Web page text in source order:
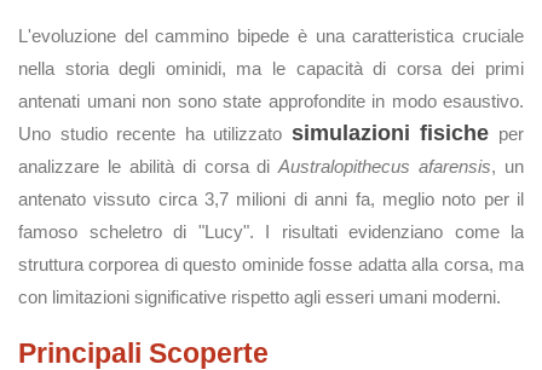
L'evoluzione del cammino bipede è una caratteristica cruciale
nella storia degli ominidi, ma le capacità di corsa dei primi
antenati umani non sono state approfondite in modo esaustivo.
Uno studio recente ha utilizzato simulazioni fisiche per
analizzare le abilità di corsa diAustralopithecus afarensis, un
antenato vissuto circa 3,7 milioni di anni fa, meglio noto per il
famoso scheletro di "Lucy". I risultati evidenziano come la
struttura corporea di questo ominide fosse adatta alla corsa, ma
con limitazioni significative rispetto agli esseri umani moderni.
Principali Scoperte